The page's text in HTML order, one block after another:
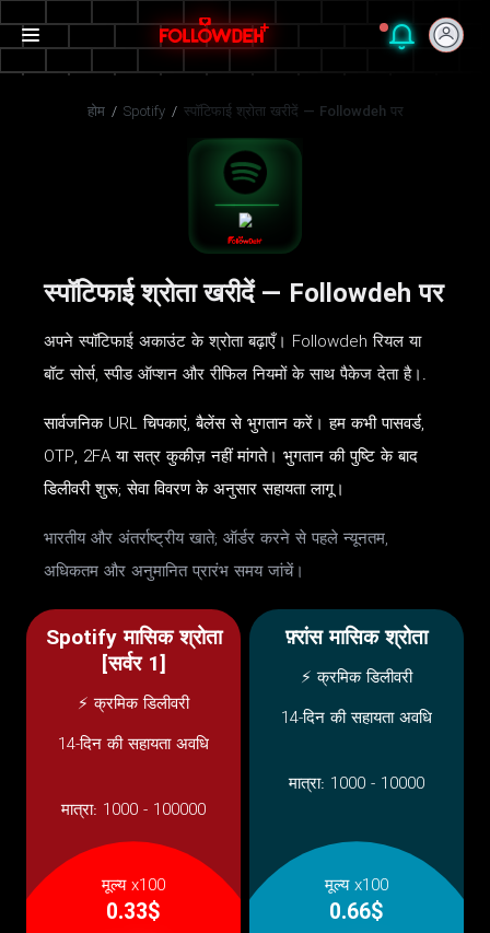
होम / Spotify / स्पॉटिफाई श्रोता खरीदें — Followdeh पर
स्पॉटिफाई श्रोता खरीदें — Followdeh पर
अपने स्पॉटिफाई अकाउंट के श्रोता बढ़ाएँ। Followdeh रियल या
बॉट सोर्स, स्पीड ऑप्शन और रीफिल नियमों के साथ पैकेज देता है।.
सार्वजनिक URL चिपकाएं, बैलेंस से भुगतान करें। हम कभी पासवर्ड,
OTP, 2FA या सत्र कुकीज़ नहीं मांगते। भुगतान की पुष्टि के बाद
डिलीवरी शुरू; सेवा विवरण के अनुसार सहायता लागू।
भारतीय और अंतर्राष्ट्रीय खाते; ऑर्डर करने से पहले न्यूनतम,
अधिकतम और अनुमानित प्रारंभ समय जांचें।
Spotify मासिक श्रोता
[सर्वर 1]
⚡ क्रमिक डिलीवरी
14-दिन की सहायता अवधि
मात्रा: 1000 - 100000
मूल्य x100
0.33$
फ़्रांस मासिक श्रोता
⚡ क्रमिक डिलीवरी
14-दिन की सहायता अवधि
मात्रा: 1000 - 10000
मूल्य x100
0.66$